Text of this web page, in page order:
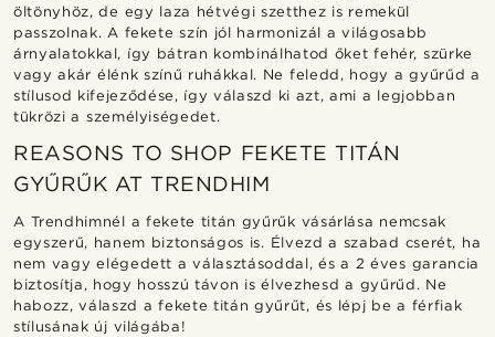
öltönyhöz, de egy laza hétvégi szetthez is remekül
passzolnak. A fekete szín jól harmonizál a világosabb
árnyalatokkal, így bátran kombinálhatod őket fehér, szürke
vagy akár élénk színű ruhákkal. Ne feledd, hogy a gyűrűd a
stílusod kifejeződése, így válaszd ki azt, ami a legjobban
tükrözi a személyiségedet.
REASONS TO SHOP FEKETE TITÁN
GYŰRŰK AT TRENDHIM
A Trendhimnél a fekete titán gyűrűk vásárlása nemcsak
egyszerű, hanem biztonságos is. Élvezd a szabad cserét, ha
nem vagy elégedett a választásoddal, és a 2 éves garancia
biztosítja, hogy hosszú távon is élvezhesd a gyűrűd. Ne
habozz, válaszd a fekete titán gyűrűt, és lépj be a férfiak
stílusának új világába!